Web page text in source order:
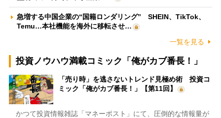
急増する中国企業の“国籍ロンダリング” SHEIN、TikTok、
Temu…本社機能を海外に移転させ…
一覧を見る
投資ノウハウ満載コミック「俺がカブ番長！」
「売り時」を逃さないトレンド見極め術 投資コ
ミック「俺がカブ番長！」【第11回】
かつて投資情報雑誌「マネーポスト」にて、圧倒的な情報量が